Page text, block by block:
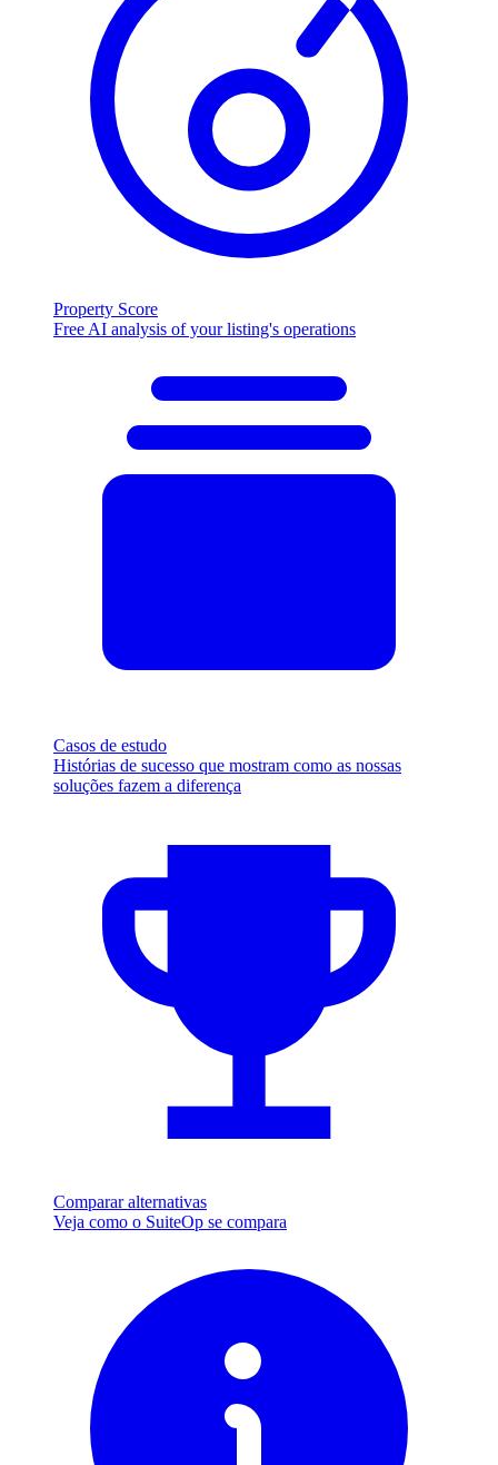
Property Score
Free AI analysis of your listing's operations
Casos de estudo
Histórias de sucesso que mostram como as nossas
soluções fazem a diferença
Comparar alternativas
Veja como o SuiteOp se compara